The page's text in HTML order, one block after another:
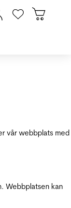
vår webbplats med
Webbplatsen kan